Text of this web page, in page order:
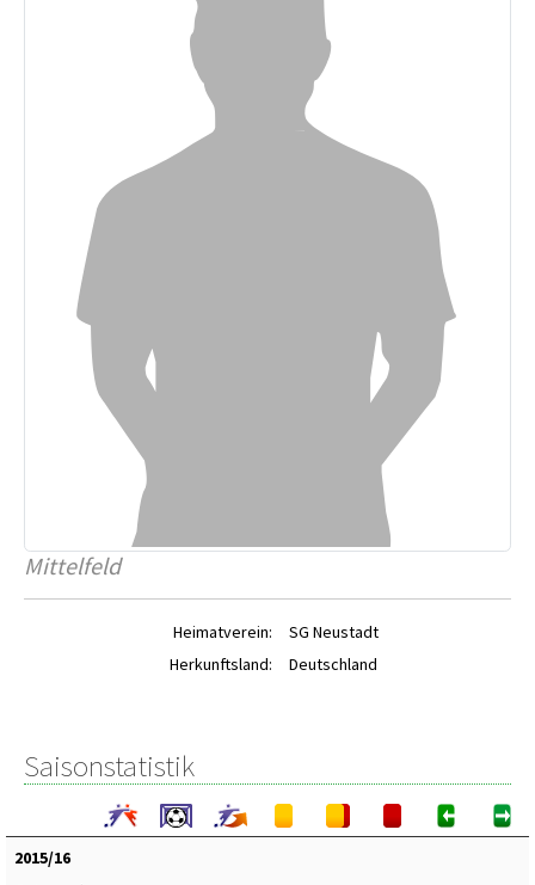
Mittelfeld
Heimatverein:
SG Neustadt
Herkunftsland:
Deutschland
Saisonstatistik
2015/16